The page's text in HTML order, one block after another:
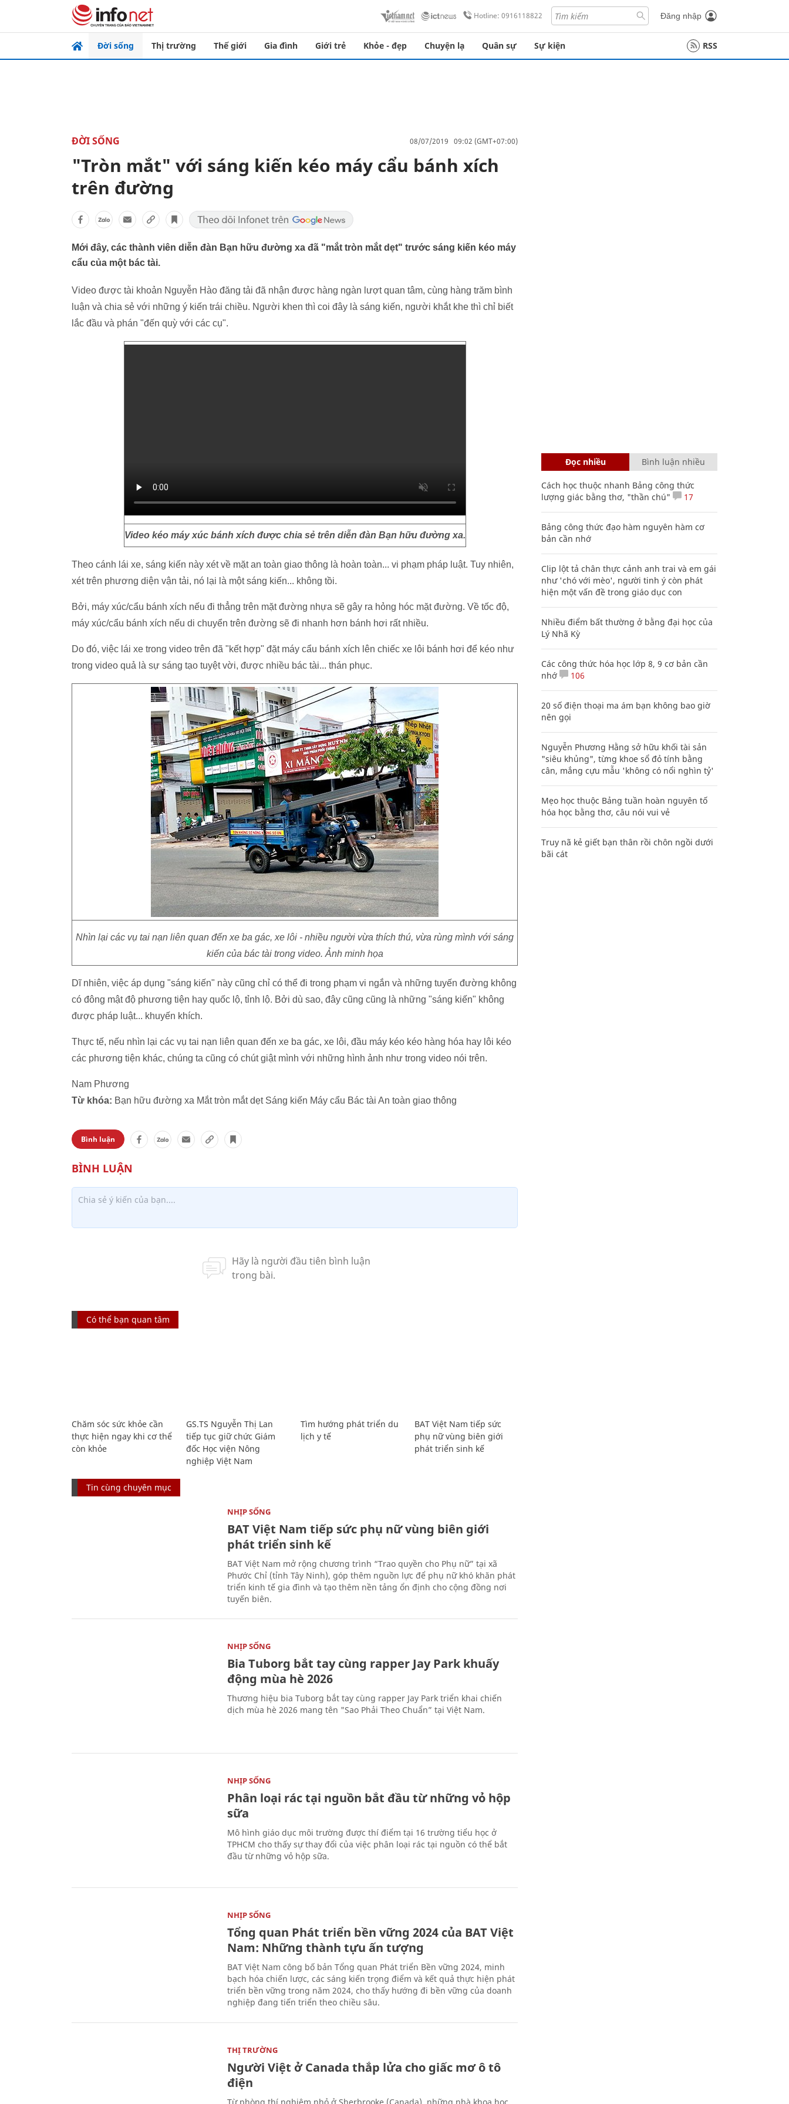
Hotline: 0916118822 Đăng nhập
Đời sống Thị trường Thế giới Gia đình Giới trẻ Khỏe - đẹp Chuyện lạ Quân sự Sự kiện RSS
ĐỜI SỐNG 08/07/2019 09:02 (GMT+07:00)
"Tròn mắt" với sáng kiến kéo máy cẩu bánh xích
trên đường
Mới đây, các thành viên diễn đàn Bạn hữu đường xa đã "mắt tròn mắt dẹt" trước sáng kiến kéo máy
cẩu của một bác tài.
Video được tài khoản Nguyễn Hào đăng tải đã nhận được hàng ngàn lượt quan tâm, cùng hàng trăm bình
luận và chia sẻ với những ý kiến trái chiều. Người khen thì coi đây là sáng kiến, người khắt khe thì chỉ biết
lắc đầu và phán "đến quỳ với các cụ".
Video kéo máy xúc bánh xích được chia sẻ trên diễn đàn Bạn hữu đường xa.
Theo cánh lái xe, sáng kiến này xét về mặt an toàn giao thông là hoàn toàn... vi phạm pháp luật. Tuy nhiên,
xét trên phương diện vận tải, nó lại là một sáng kiến... không tồi.
Bởi, máy xúc/cẩu bánh xích nếu đi thẳng trên mặt đường nhựa sẽ gây ra hỏng hóc mặt đường. Về tốc độ,
máy xúc/cẩu bánh xích nếu di chuyển trên đường sẽ đi nhanh hơn bánh hơi rất nhiều.
Do đó, việc lái xe trong video trên đã "kết hợp" đặt máy cẩu bánh xích lên chiếc xe lôi bánh hơi để kéo như
trong video quả là sự sáng tạo tuyệt vời, được nhiều bác tài... thán phục.
Nhìn lại các vụ tai nạn liên quan đến xe ba gác, xe lôi - nhiều người vừa thích thú, vừa rùng mình với sáng
kiến của bác tài trong video. Ảnh minh họa
Dĩ nhiên, việc áp dụng "sáng kiến" này cũng chỉ có thể đi trong phạm vi ngắn và những tuyến đường không
có đông mật độ phương tiện hay quốc lộ, tỉnh lộ. Bởi dù sao, đây cũng cũng là những "sáng kiến" không
được pháp luật... khuyến khích.
Thực tế, nếu nhìn lại các vụ tai nạn liên quan đến xe ba gác, xe lôi, đầu máy kéo kéo hàng hóa hay lôi kéo
các phương tiện khác, chúng ta cũng có chút giật mình với những hình ảnh như trong video nói trên.
Nam Phương
Từ khóa: Bạn hữu đường xa Mắt tròn mắt dẹt Sáng kiến Máy cẩu Bác tài An toàn giao thông
Bình luận
Có thể bạn quan tâm
Chăm sóc sức khỏe cần
thực hiện ngay khi cơ thể
còn khỏe
GS.TS Nguyễn Thị Lan
tiếp tục giữ chức Giám
đốc Học viện Nông
nghiệp Việt Nam
Tìm hướng phát triển du
lịch y tế
BAT Việt Nam tiếp sức
phụ nữ vùng biên giới
phát triển sinh kế
Tin cùng chuyên mục
NHỊP SỐNG
BAT Việt Nam tiếp sức phụ nữ vùng biên giới
phát triển sinh kế
BAT Việt Nam mở rộng chương trình “Trao quyền cho Phụ nữ” tại xã
Phước Chỉ (tỉnh Tây Ninh), góp thêm nguồn lực để phụ nữ khó khăn phát
triển kinh tế gia đình và tạo thêm nền tảng ổn định cho cộng đồng nơi
tuyến biên.
NHỊP SỐNG
Bia Tuborg bắt tay cùng rapper Jay Park khuấy
động mùa hè 2026
Thương hiệu bia Tuborg bắt tay cùng rapper Jay Park triển khai chiến
dịch mùa hè 2026 mang tên "Sao Phải Theo Chuẩn” tại Việt Nam.
NHỊP SỐNG
Phân loại rác tại nguồn bắt đầu từ những vỏ hộp
sữa
Mô hình giáo dục môi trường được thí điểm tại 16 trường tiểu học ở
TPHCM cho thấy sự thay đổi của việc phân loại rác tại nguồn có thể bắt
đầu từ những vỏ hộp sữa.
NHỊP SỐNG
Tổng quan Phát triển bền vững 2024 của BAT Việt
Nam: Những thành tựu ấn tượng
BAT Việt Nam công bố bản Tổng quan Phát triển Bền vững 2024, minh
bạch hóa chiến lược, các sáng kiến trọng điểm và kết quả thực hiện phát
triển bền vững trong năm 2024, cho thấy hướng đi bền vững của doanh
nghiệp đang tiến triển theo chiều sâu.
THỊ TRƯỜNG
Người Việt ở Canada thắp lửa cho giấc mơ ô tô
điện
Đọc nhiều Bình luận nhiều
Cách học thuộc nhanh Bảng công thức
lượng giác bằng thơ, "thần chú"
17
Bảng công thức đạo hàm nguyên hàm cơ
bản cần nhớ
Clip lột tả chân thực cảnh anh trai và em gái
như 'chó với mèo', người tinh ý còn phát
hiện một vấn đề trong giáo dục con
Nhiều điểm bất thường ở bằng đại học của
Lý Nhã Kỳ
Các công thức hóa học lớp 8, 9 cơ bản cần
nhớ
106
20 số điện thoại ma ám bạn không bao giờ
nên gọi
Nguyễn Phương Hằng sở hữu khối tài sản
"siêu khủng", từng khoe sổ đỏ tính bằng
cân, mắng cựu mẫu 'không có nổi nghìn tỷ'
Mẹo học thuộc Bảng tuần hoàn nguyên tố
hóa học bằng thơ, câu nói vui vẻ
Truy nã kẻ giết bạn thân rồi chôn ngồi dưới
bãi cát